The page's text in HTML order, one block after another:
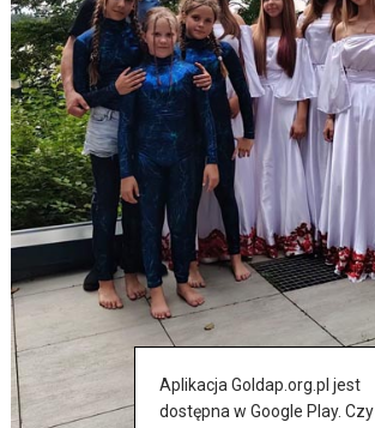
Aplikacja Goldap.org.pl jest
dostępna w Google Play. Czy